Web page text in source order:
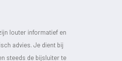
louter informatief en
advies. Je dient bij
steeds de bijsluiter te